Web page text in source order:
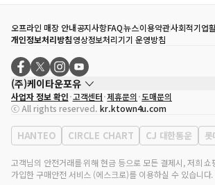
오프라인 매장 안내공지사항FAQ뉴스이용약관사회적기업
개인정보처리방침영상정보처리기기 운영방침
(주)케이타운포유
대표자
송효민
사업자등록번호
120-87-71116
통신판매업 신고번호 제2011-서울강남-02223
대표전화
02-552-9855
사업자 정보 확인 고객센터 제휴문의 도매문의
ⓒ All rights reserved. kr.ktown4u.com
HANTEO CIRCLE CHART CJ 대한통운
고객님의 안전거래를 위해 현금 등으로 모든 결제시, 저희 쇼
가입한 구매안전 서비스 (에스크로)를 이용하실 수 있습니다.